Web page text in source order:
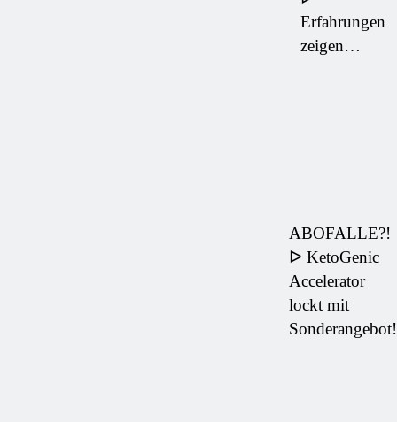
Erfahrungen
zeigen…
ABOFALLE?!
ᐅ KetoGenic
Accelerator
lockt mit
Sonderangebot!